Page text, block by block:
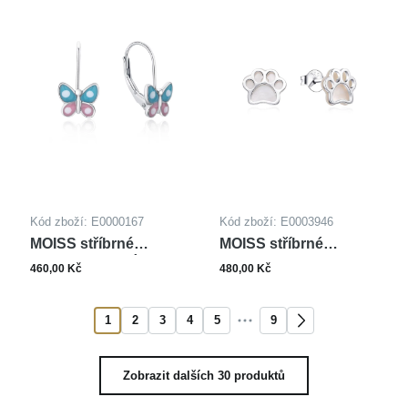
Kód zboží: E0000167
MOISS stříbrné
náušnice MOTÝL
460,00 Kč
Kód zboží: E0003946
MOISS stříbrné
náušnice TLAPKA
480,00 Kč
1 2 3 4 5 9
Zobrazit dalších 30 produktů